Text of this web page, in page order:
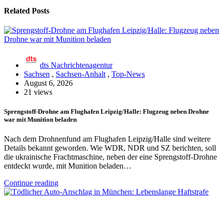
Related Posts
dts Nachrichtenagentur
Sachsen , Sachsen-Anhalt , Top-News
August 6, 2026
21 views
Sprengstoff-Drohne am Flughafen Leipzig/Halle: Flugzeug neben Drohne
war mit Munition beladen
Nach dem Drohnenfund am Flughafen Leipzig/Halle sind weitere
Details bekannt geworden. Wie WDR, NDR und SZ berichten, soll
die ukrainische Frachtmaschine, neben der eine Sprengstoff-Drohne
entdeckt wurde, mit Munition beladen…
Continue reading